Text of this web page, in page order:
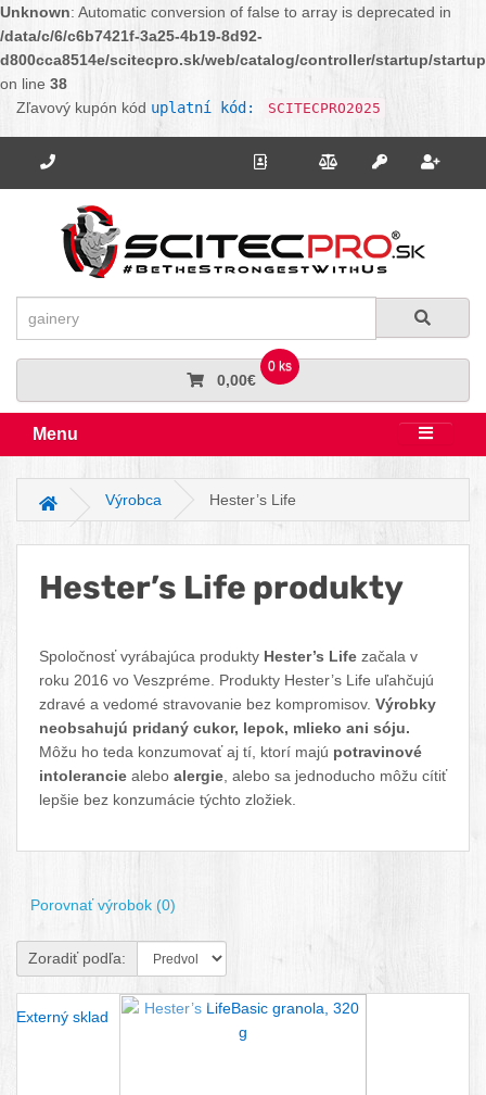
Unknown: Automatic conversion of false to array is deprecated in
/data/c/6/c6b7421f-3a25-4b19-8d92-
d800cca8514e/scitecpro.sk/web/catalog/controller/startup/
on line 38
Zľavový kupón kód uplatní kód: SCITECPRO2025
Potrebujete poradiť? Zavolajte nám. Kontakt Porovnanie
Prihlásiť sa
0 ks
0,00€
Menu
Hlavná stránka
Výrobca Hester’s Life
Hester’s Life produkty
Facebook
Twitter
Pinterest
LinkedIn
Tumblr
reddit
Spoločnosť vyrábajúca produkty Hester’s Life začala v
roku 2016 vo Veszpréme. Produkty Hester’s Life uľahčujú
zdravé a vedomé stravovanie bez kompromisov. Výrobky
neobsahujú pridaný cukor, lepok, mlieko ani sóju.
Môžu ho teda konzumovať aj tí, ktorí majú potravinové
intolerancie alebo alergie , alebo sa jednoducho môžu cítiť
lepšie bez konzumácie týchto zložiek.
Porovnať výrobok (0)
Zoradiť podľa:
Externý sklad